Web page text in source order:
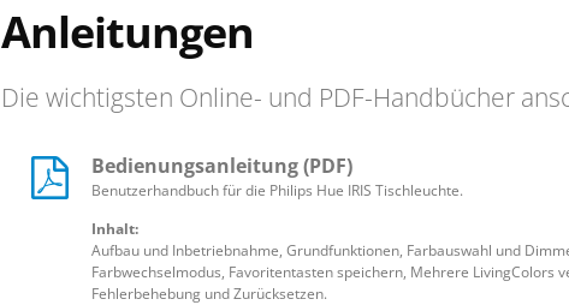
Anleitungen
Die wichtigsten Online- und PDF-Handbücher
Bedienungsanleitung (PDF)
Benutzerhandbuch für die Philips Hue IRIS Tischleuchte.
Inhalt:
Aufbau und Inbetriebnahme, Grundfunktionen, Farbauswahl und
Farbwechselmodus, Favoritentasten speichern, Mehrere LivingColors
Fehlerbehebung und Zurücksetzen.